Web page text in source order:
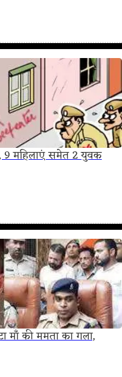
महिलाएं समेत 2 युवक
माँ की ममता का गला,